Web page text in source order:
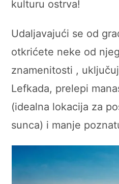
kulturu ostrva!
Udaljavajući se od
otkrićete neke od
znamenitosti ,
Lefkada, prelepi
(idealna lokacija za
sunca) i manje